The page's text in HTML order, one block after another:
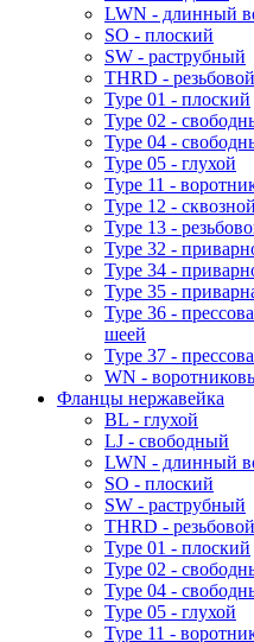
LWN - длинный
SO - плоский
SW - раструбный
THRD - резьбовой
Type 01 - плоский
Type 02 -
Type 04 -
Type 05 - глухой
Type 11 -
Type 12 - сквозной
Type 13 -
Type 32 -
Type 34 -
Type 35 -
Type 36 -
шеей
Type 37 -
WN -
Фланцы нержавейка
BL - глухой
LJ - свободный
LWN - длинный
SO - плоский
SW - раструбный
THRD - резьбовой
Type 01 - плоский
Type 02 -
Type 04 -
Type 05 - глухой
Type 11 -